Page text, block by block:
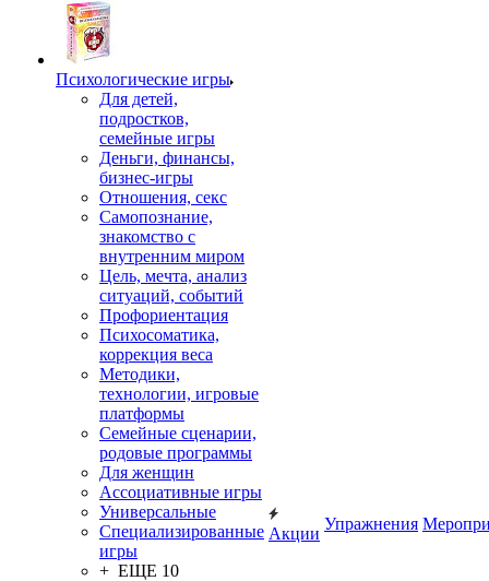
Психологические игры
Для детей,
подростков,
семейные игры
Деньги, финансы,
бизнес-игры
Отношения, секс
Самопознание,
знакомство с
внутренним миром
Цель, мечта, анализ
ситуаций, событий
Профориентация
Психосоматика,
коррекция веса
Методики,
технологии, игровые
платформы
Семейные сценарии,
родовые программы
Для женщин
Ассоциативные игры
Универсальные
Специализированные
игры
+ ЕЩЕ 10
Акции
Упражнения